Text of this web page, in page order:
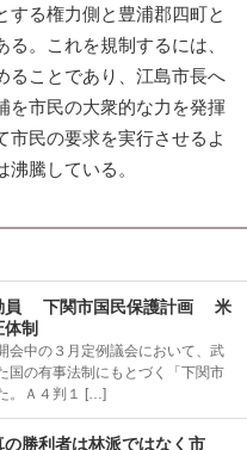
る権力側と豊浦郡四町と
。これを規制するには、
ることであり、江島市長へ
を市民の大衆的な力を発揮
市民の要求を実行させるよ
騰している。
員 下関市国民保護計画 米
制
中の３月定例議会において、武
国の有事法制にもとづく「下関市
。Ａ４判１ […]
勝利者は林派ではなく市